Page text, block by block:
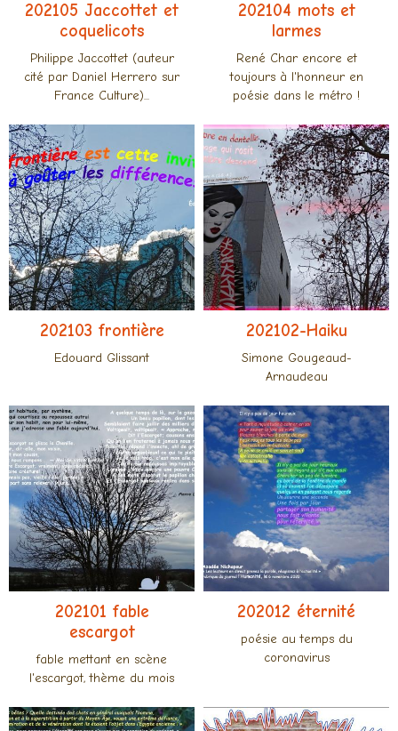
202105 Jaccottet et
coquelicots
Philippe Jaccottet (auteur
cité par Daniel Herrero sur
France Culture)...
202104 mots et
larmes
René Char encore et
toujours à l'honneur en
poésie dans le métro !
202103 frontière
Edouard Glissant
202102-Haiku
Simone Gougeaud-
Arnaudeau
202101 fable
escargot
fable mettant en scène
l'escargot, thème du mois
202012 éternité
poésie au temps du
coronavirus